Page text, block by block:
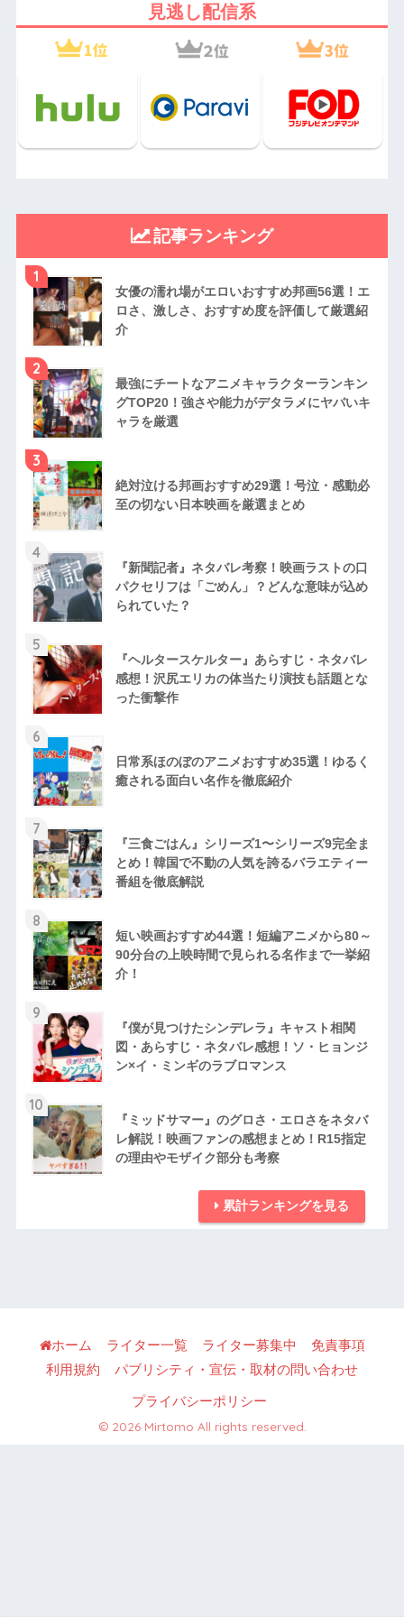
見逃し配信系
記事ランキング
1
女優の濡れ場がエロいおすすめ邦画56選！エ
ロさ、激しさ、おすすめ度を評価して厳選紹
介
2
最強にチートなアニメキャラクターランキン
グTOP20！強さや能力がデタラメにヤバいキ
ャラを厳選
3
絶対泣ける邦画おすすめ29選！号泣・感動必
至の切ない日本映画を厳選まとめ
4
『新聞記者』ネタバレ考察！映画ラストの口
パクセリフは「ごめん」？どんな意味が込め
られていた？
5
『ヘルタースケルター』あらすじ・ネタバレ
感想！沢尻エリカの体当たり演技も話題とな
った衝撃作
6
日常系ほのぼのアニメおすすめ35選！ゆるく
癒される面白い名作を徹底紹介
7
『三食ごはん』シリーズ1〜シリーズ9完全ま
とめ！韓国で不動の人気を誇るバラエティー
番組を徹底解説
8
短い映画おすすめ44選！短編アニメから80～
90分台の上映時間で見られる名作まで一挙紹
介！
9
『僕が見つけたシンデレラ』キャスト相関
図・あらすじ・ネタバレ感想！ソ・ヒョンジ
ン×イ・ミンギのラブロマンス
10
『ミッドサマー』のグロさ・エロさをネタバ
レ解説！映画ファンの感想まとめ！R15指定
の理由やモザイク部分も考察
累計ランキングを見る
ホーム ライター一覧 ライター募集中
免責事項
利用規約
パブリシティ・宣伝・取材の問い合わせ
プライバシーポリシー
© 2026 Mirtomo All rights reserved.